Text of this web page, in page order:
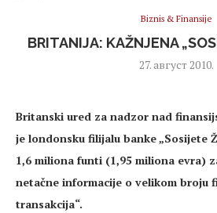
Biznis & Finansije
BRITANIJA: KAŽNJENA
27. август 2010.
Britanski ured za nadzor nad
je londonsku filijalu banke „Sosijete
1,6 miliona funti (1,95 miliona evra)
netačne informacije o velikom broju
transakcija“.